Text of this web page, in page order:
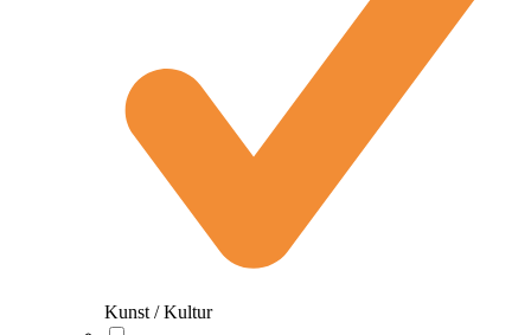
Kunst / Kultur